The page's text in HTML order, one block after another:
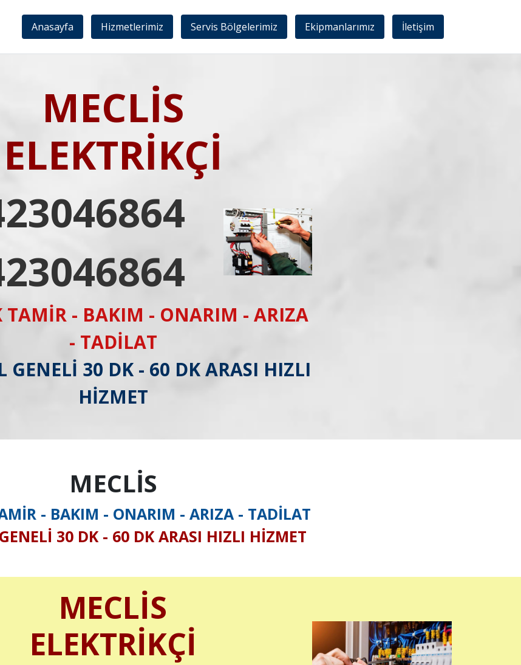
Anasayfa Hizmetlerimiz Servis Bölgelerimiz Ekipmanlarımız İletişim
MECLİS
ELEKTRİKÇİ
TAMİR - BAKIM - ONARIM - ARIZA
- TADİLAT
GENELİ 30 DK - 60 DK ARASI HIZLI
HİZMET
MECLİS
- BAKIM - ONARIM - ARIZA - TADİLAT
30 DK - 60 DK ARASI HIZLI HİZMET
MECLİS
ELEKTRİKÇİ